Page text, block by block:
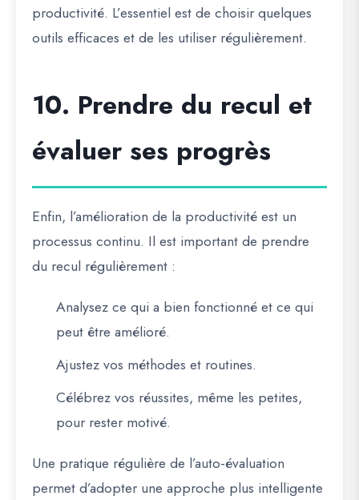
productivité. L’essentiel est de choisir quelques
outils efficaces et de les utiliser régulièrement.
10. Prendre du recul et
évaluer ses progrès
Enfin, l’amélioration de la productivité est un
processus continu. Il est important de prendre
du recul régulièrement :
Analysez ce qui a bien fonctionné et ce qui
peut être amélioré.
Ajustez vos méthodes et routines.
Célébrez vos réussites, même les petites,
pour rester motivé.
Une pratique régulière de l’auto-évaluation
permet d’adopter une approche plus intelligente